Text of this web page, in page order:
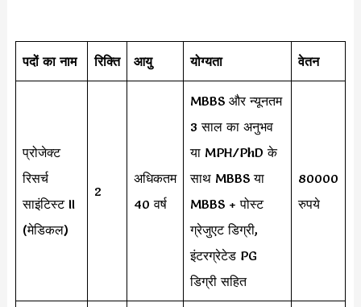
पदों का नाम रिक्ति आयु योग्यता वेतन
प्रोजेक्ट
रिसर्च
साइंटिस्ट II
(मेडिकल)
2
अधिकतम
40 वर्ष
MBBS और न्यूनतम
3 साल का अनुभव
या MPH/PhD के
साथ MBBS या
MBBS + पोस्ट
ग्रेजुएट डिग्री,
इंटरग्रेटेड PG
डिग्री सहित
80000
रुपये